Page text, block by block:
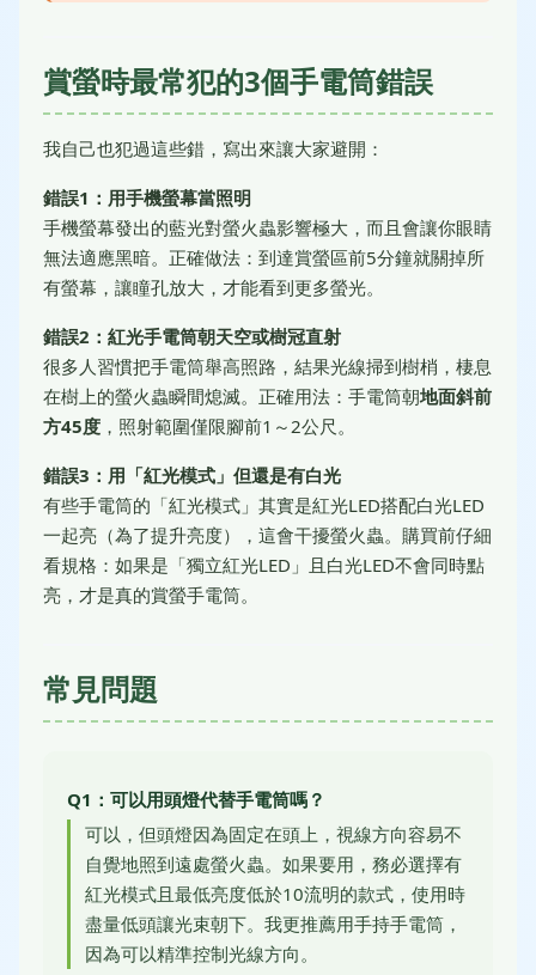
賞螢時最常犯的3個手電筒錯誤
我自己也犯過這些錯，寫出來讓大家避開：
錯誤1：用手機螢幕當照明
手機螢幕發出的藍光對螢火蟲影響極大，而且會讓你眼睛
無法適應黑暗。正確做法：到達賞螢區前5分鐘就關掉所
有螢幕，讓瞳孔放大，才能看到更多螢光。
錯誤2：紅光手電筒朝天空或樹冠直射
很多人習慣把手電筒舉高照路，結果光線掃到樹梢，棲息
在樹上的螢火蟲瞬間熄滅。正確用法：手電筒朝地面斜前
方45度 ，照射範圍僅限腳前1～2公尺。
錯誤3：用「紅光模式」但還是有白光
有些手電筒的「紅光模式」其實是紅光LED搭配白光LED
一起亮（為了提升亮度），這會干擾螢火蟲。購買前仔細
看規格：如果是「獨立紅光LED」且白光LED不會同時點
亮，才是真的賞螢手電筒。
常見問題
Q1：可以用頭燈代替手電筒嗎？
可以，但頭燈因為固定在頭上，視線方向容易不
自覺地照到遠處螢火蟲。如果要用，務必選擇有
紅光模式且最低亮度低於10流明的款式，使用時
盡量低頭讓光束朝下。我更推薦用手持手電筒，
因為可以精準控制光線方向。